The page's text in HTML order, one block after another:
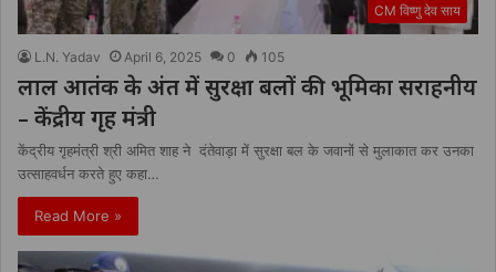
CM विष्णु देव साय
L.N. Yadav April 6, 2025 0 105
लाल आतंक के अंत में सुरक्षा बलों की भूमिका सराहनीय
– केंद्रीय गृह मंत्री
केंद्रीय गृहमंत्री श्री अमित शाह ने दंतेवाड़ा में सुरक्षा बल के जवानों से मुलाकात कर उनका
उत्साहवर्धन करते हुए कहा…
Read More »